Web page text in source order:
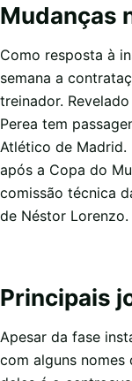
Mudanças
Como resposta à
semana a
treinador.
Perea tem
Atlético de Madrid.
após a Copa do
comissão técnica
de Néstor Lorenzo.
Principais
Apesar da fase
com alguns nomes